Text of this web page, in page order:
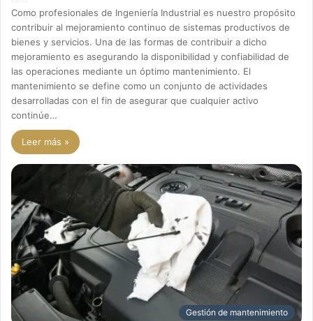
Como profesionales de Ingeniería Industrial es nuestro propósito
contribuir al mejoramiento continuo de sistemas productivos de
bienes y servicios. Una de las formas de contribuir a dicho
mejoramiento es asegurando la disponibilidad y confiabilidad de
las operaciones mediante un óptimo mantenimiento. El
mantenimiento se define como un conjunto de actividades
desarrolladas con el fin de asegurar que cualquier activo
continúe…
Leer más »
Gestión de mantenimiento